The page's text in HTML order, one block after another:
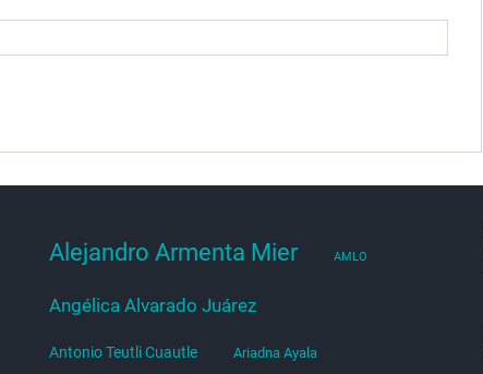
Alejandro Armenta Mier AMLO
Angélica Alvarado Juárez
Antonio Teutli Cuautle Ariadna Ayala